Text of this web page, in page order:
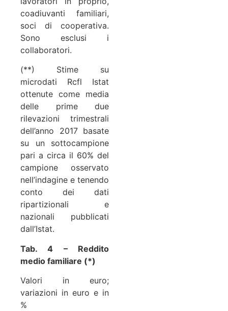
coadiuvanti familiari,
soci di cooperativa.
Sono esclusi i
collaboratori.
(**) Stime su
microdati Rcfl Istat
ottenute come media
delle prime due
rilevazioni trimestrali
dell’anno 2017 basate
su un sottocampione
pari a circa il 60% del
campione osservato
nell’indagine e tenendo
conto dei dati
ripartizionali e
nazionali pubblicati
dall’Istat.
Tab. 4 – Reddito
medio familiare (*)
Valori in euro;
variazioni in euro e in
%